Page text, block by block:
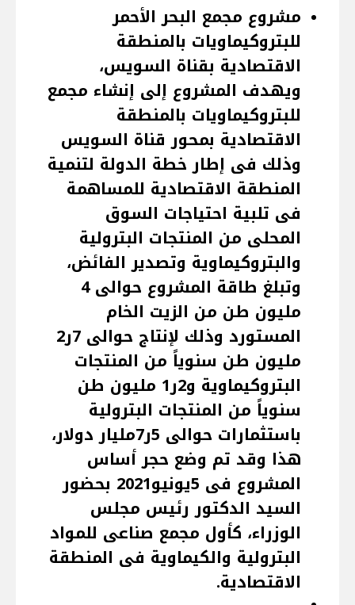
مشروع مجمع البحر الأحمر
للبتروكيماويات بالمنطقة
الاقتصادية بقناة السويس،
ويهدف المشروع إلى إنشاء مجمع
للبتروكيماويات بالمنطقة
الاقتصادية بمحور قناة السويس
وذلك فى إطار خطة الدولة لتنمية
المنطقة الاقتصادية للمساهمة
فى تلبية احتياجات السوق
المحلى من المنتجات البترولية
والبتروكيماوية وتصدير الفائض،
وتبلغ طاقة المشروع حوالى 4
مليون طن من الزيت الخام
المستورد وذلك لإنتاج حوالى 7ر2
مليون طن سنوياً من المنتجات
البتروكيماوية و2ر1 مليون طن
سنوياً من المنتجات البترولية
باستثمارات حوالى 5ر7مليار دولار،
هذا وقد تم وضع حجر أساس
المشروع فى 5يونيو2021 بحضور
السيد الدكتور رئيس مجلس
الوزراء، كأول مجمع صناعى للمواد
البترولية والكيماوية فى المنطقة
الاقتصادية.